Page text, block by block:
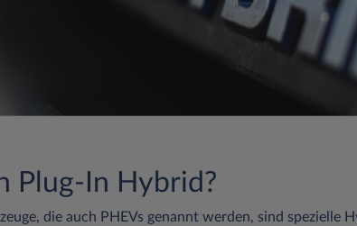
Plug-In Hybrid?
die auch PHEVs genannt werden, sind spezielle